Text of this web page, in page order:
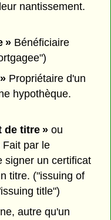
nantissement.
»Bénéficiaire
Propriétaire d'un
hypothèque.
de titre »ou
Fait par le
signer un certificat
titre. ("issuing of
title")
autre qu'un